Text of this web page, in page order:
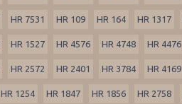
HR 7531 HR 109 HR 164 HR 1317
HR 1527 HR 4576 HR 4748 HR 4476
HR 2572 HR 2401 HR 3784 HR 4169
HR 1254 HR 1847 HR 1856 HR 2758